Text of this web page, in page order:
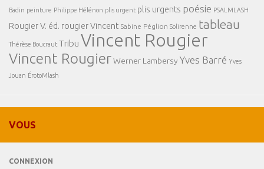
Badin peinture Philippe Hélénon plis urgent plis urgents poésie PSALMLASH
Rougier V. éd. rougier Vincent Sabine Péglion Solirenne tableau
Thérèse Boucraut Tribu Vincent Rougier
Vincent RougierWerner Lambersy Yves Barré Yves
Jouan ÉrotoMlash
VOUS
CONNEXION